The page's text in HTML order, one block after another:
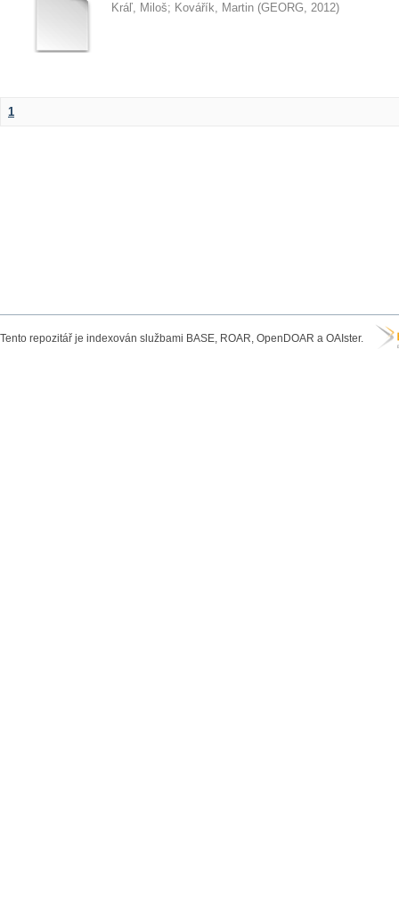
Kráľ, Miloš; Kovářík, Martin (GEORG, 2012)
1
Tento repozitář je indexován službami BASE, ROAR, OpenDOAR a OAIster.